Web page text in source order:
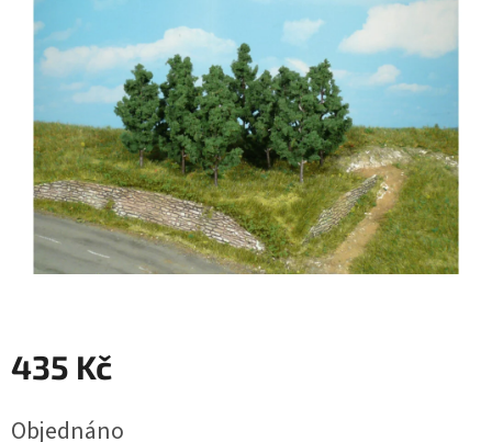
hvězdiček.
435 Kč
cena:
Objednáno